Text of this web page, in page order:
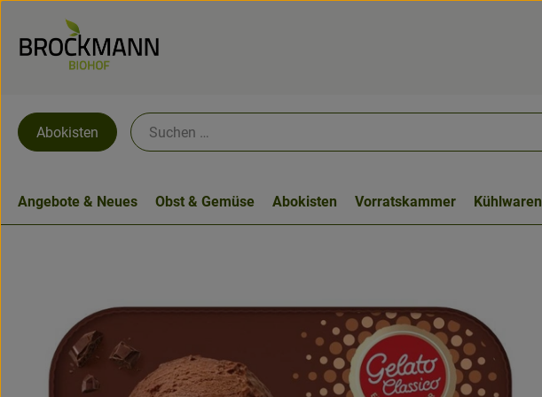
Abokisten
Angebote & Neues Obst & Gemüse Abokisten Vorratskammer Kühlwaren